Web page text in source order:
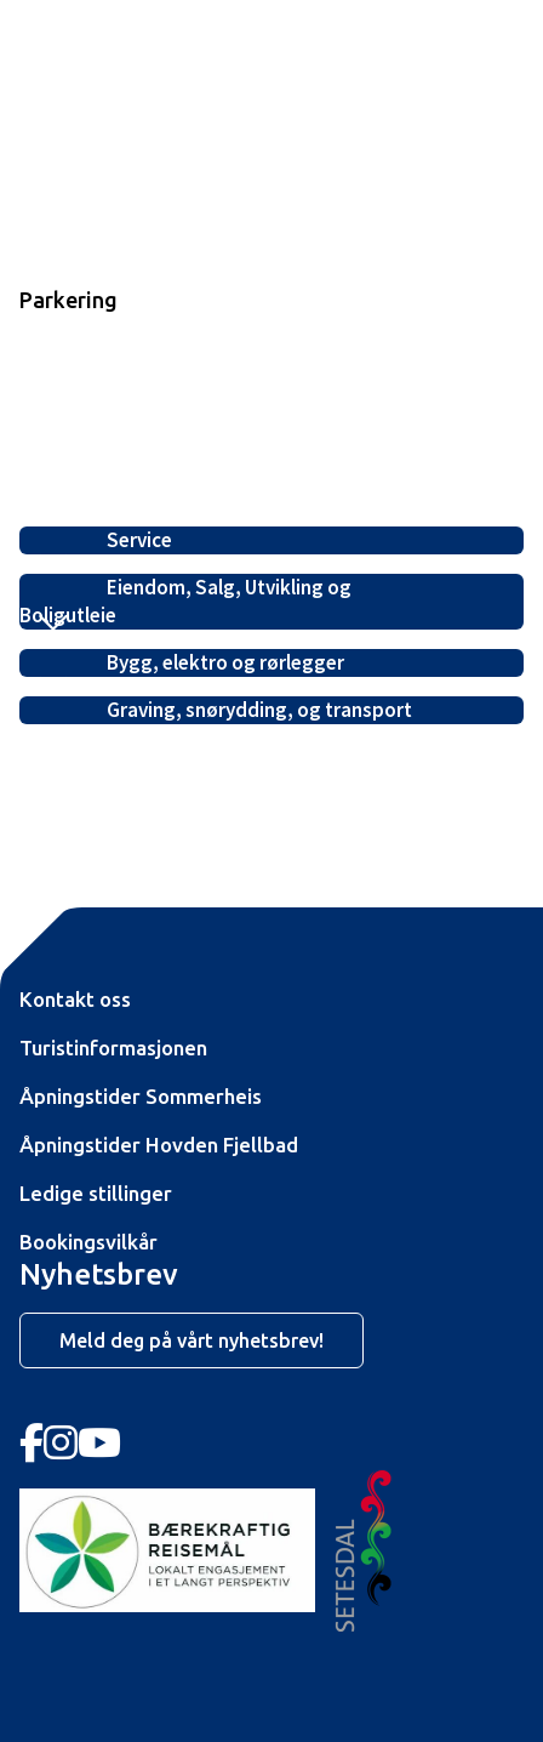
Parkering
Service
Eiendom, Salg, Utvikling og
Boligutleie
Bygg, elektro og rørlegger
Graving, snørydding, og transport
Kontakt oss
Turistinformasjonen
Åpningstider Sommerheis
Åpningstider Hovden Fjellbad
Ledige stillinger
Bookingsvilkår
Nyhetsbrev
Meld deg på vårt nyhetsbrev!